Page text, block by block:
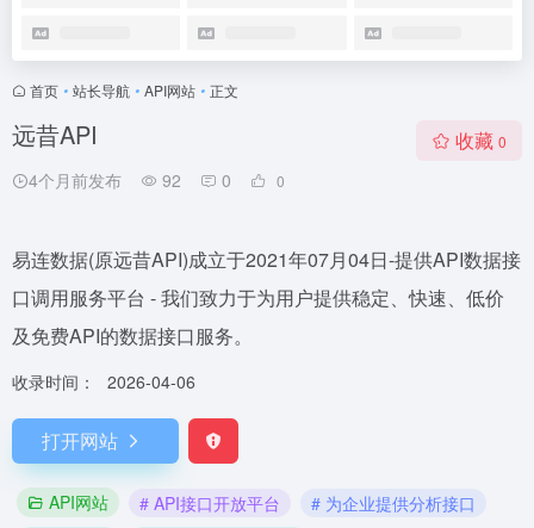
首页 • 站长导航 • API网站 • 正文
远昔API
4个月前发布 92 0 0
收藏 0
易连数据(原远昔API)成立于2021年07月04日-提供API数据接
口调用服务平台 - 我们致力于为用户提供稳定、快速、低价
及免费API的数据接口服务。
收录时间： 2026-04-06
打开网站
API网站 # API接口开放平台
# 为企业提供分析接口